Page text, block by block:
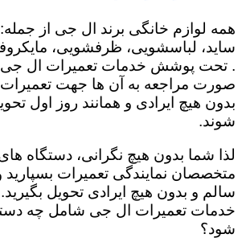
همه لوازم خانگی برند ال جی از
ساید، لباسشویی، ظرفشویی،
. تحت پوشش خدمات تعمیرات ال جی
صورت مراجعه به آن ها جهت
بدون هیچ ایرادی و همانند روز اول
شوند.
لذا شما بدون هیچ نگرانی، دستگاه
متخصصان نمایندگی تعمیرات
سالم و بدون هیچ ایرادی تحویل بگیرید.
خدمات تعمیرات ال جی شامل چه
شود؟